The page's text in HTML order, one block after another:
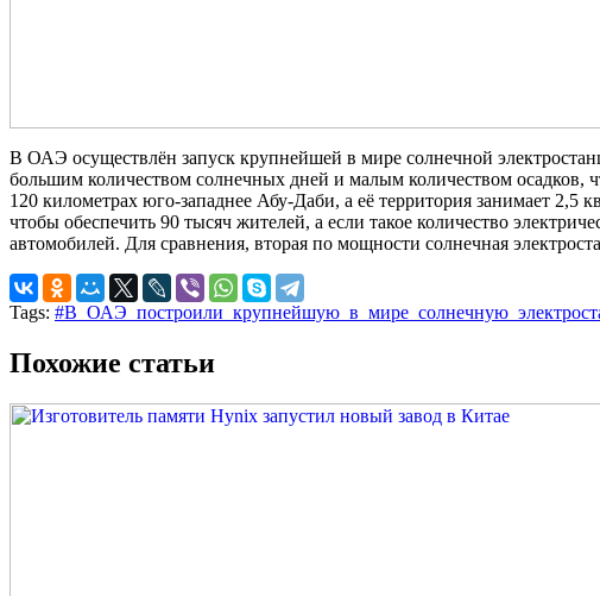
В ОАЭ осуществлён запуск крупнейшей в мире солнечной
большим количеством солнечных дней и малым количеством осадков,
120 километрах юго-западнее Абу-Даби, а её территория занимает
чтобы обеспечить 90 тысяч жителей, а если такое количество
автомобилей. Для сравнения, вторая по мощности солнечная
Tags:
Похожие статьи